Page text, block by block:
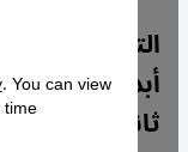
التحدث بلغة
أبداً، ولكن
ثانية لا
. You can view